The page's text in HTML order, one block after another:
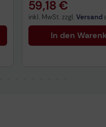
59,18 €
inkl. MwSt. zzgl. Versand
In den